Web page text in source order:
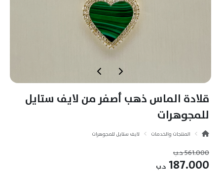
قلادة الماس ذهب أصفر من لايف ستايل
للمجوهرات
المنتجات والخدمات لايف ستايل للمجوهرات
561.000د.ب
187.000 د.ب